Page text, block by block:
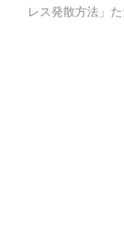
レス発散方法」